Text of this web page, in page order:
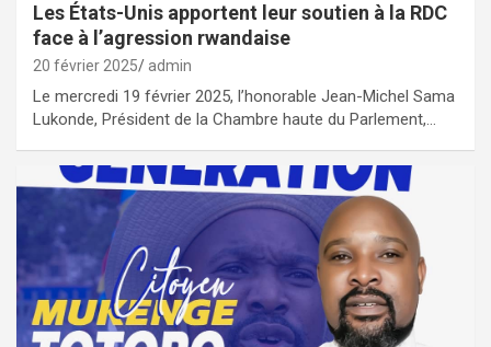
Les États-Unis apportent leur soutien à la RDC
face à l’agression rwandaise
20 février 2025 admin
Le mercredi 19 février 2025, l’honorable Jean-Michel Sama
Lukonde, Président de la Chambre haute du Parlement,…